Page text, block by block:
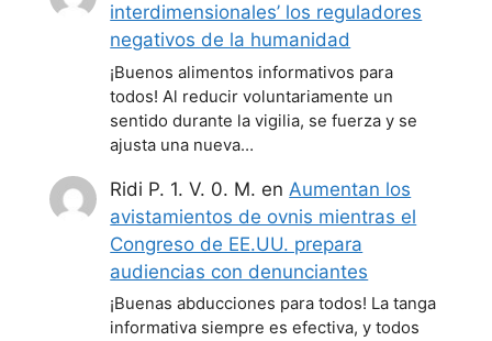
interdimensionales’ los reguladores
negativos de la humanidad
¡Buenos alimentos informativos para
todos! Al reducir voluntariamente un
sentido durante la vigilia, se fuerza y se
ajusta una nueva…
Ridi P. 1. V. 0. M. en Aumentan los
avistamientos de ovnis mientras el
Congreso de EE.UU. prepara
audiencias con denunciantes
¡Buenas abducciones para todos! La tanga
informativa siempre es efectiva, y todos